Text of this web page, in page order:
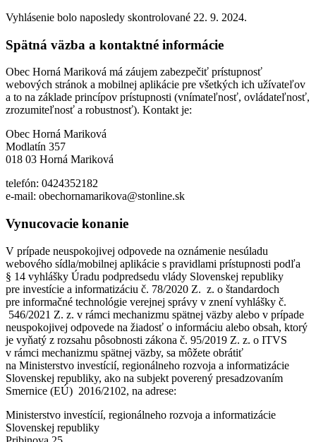
Vyhlásenie bolo naposledy skontrolované 22. 9. 2024.
Spätná väzba a kontaktné informácie
Obec Horná Mariková má záujem zabezpečiť prístupnosť
webových stránok a mobilnej aplikácie pre všetkých ich užívateľov
a to na základe princípov prístupnosti (vnímateľnosť, ovládateľnosť,
zrozumiteľnosť a robustnosť). Kontakt je:
Obec Horná Mariková
Modlatín 357
018 03 Horná Mariková
telefón: 0424352182
e-mail: obechornamarikova@stonline.sk
Vynucovacie konanie
V prípade neuspokojivej odpovede na oznámenie nesúladu
webového sídla/mobilnej aplikácie s pravidlami prístupnosti podľa
§ 14 vyhlášky Úradu podpredsedu vlády Slovenskej republiky
pre investície a informatizáciu č. 78/2020 Z. z. o štandardoch
pre informačné technológie verejnej správy v znení vyhlášky č.
546/2021 Z. z. v rámci mechanizmu spätnej väzby alebo v prípade
neuspokojivej odpovede na žiadosť o informáciu alebo obsah, ktorý
je vyňatý z rozsahu pôsobnosti zákona č. 95/2019 Z. z. o ITVS
v rámci mechanizmu spätnej väzby, sa môžete obrátiť
na Ministerstvo investícií, regionálneho rozvoja a informatizácie
Slovenskej republiky, ako na subjekt poverený presadzovaním
Smernice (EÚ) 2016/2102, na adrese:
Ministerstvo investícií, regionálneho rozvoja a informatizácie
Slovenskej republiky